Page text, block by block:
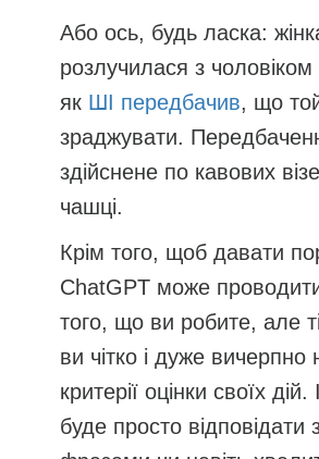
Або ось, будь ласка:
розлучилася з чоловіком
як ШІ передбачив, що
зраджувати.
здійснене по кавових
чашці.
Крім того, щоб давати
ChatGPT може
того, що ви робите, але
ви чітко і дуже вичерпно
критерії оцінки своїх
буде просто відповідати